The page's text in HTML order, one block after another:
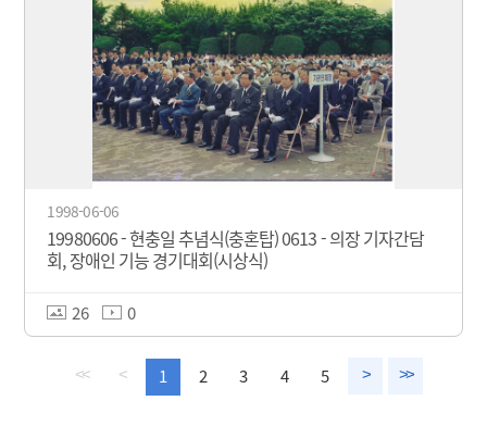
1998-06-06
19980606 - 현충일 추념식(충혼탑) 0613 - 의장 기자간담
회, 장애인 기능 경기대회(시상식)
26 0
<< < 1 2 3 4 5 > >>